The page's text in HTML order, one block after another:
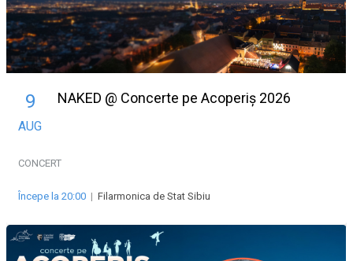
9
AUG
NAKED @ Concerte pe Acoperiș 2026
CONCERT
Începe la 20:00 | Filarmonica de Stat Sibiu